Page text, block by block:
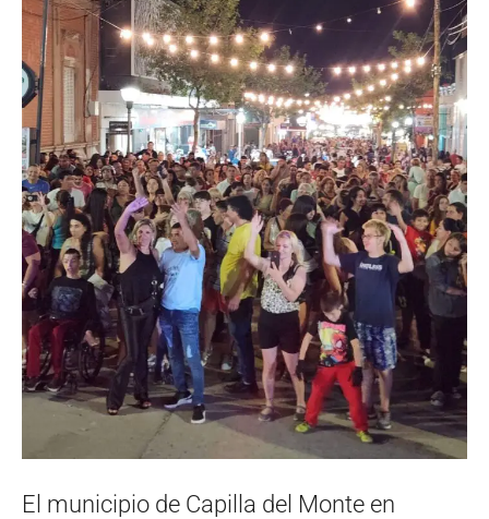
El municipio de Capilla del Monte en